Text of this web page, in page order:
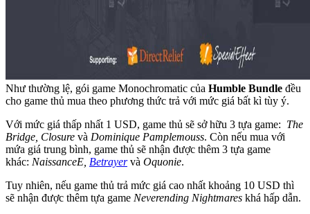
Như thường lệ, gói game Monochromatic của Humble Bundle đều
cho game thủ mua theo phương thức trả với mức giá bất kì tùy ý.
Với mức giá thấp nhất 1 USD, game thủ sẽ sở hữu 3 tựa game: The
Bridge, Closure và Dominique Pamplemouss. Còn nếu mua với
mứa giá trung bình, game thủ sẽ nhận được thêm 3 tựa game
khác: NaissanceE, Betrayervà Oquonie.
Tuy nhiên, nếu game thủ trả mức giá cao nhất khoảng 10 USD thì
sẽ nhận được thêm tựa game Neverending Nightmares khá hấp dẫn.